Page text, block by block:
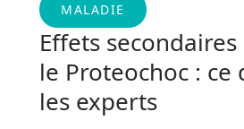
MALADIE
Effets
le Proteochoc : ce
les experts